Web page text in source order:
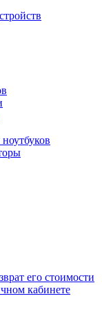
его стоимости
кабинете